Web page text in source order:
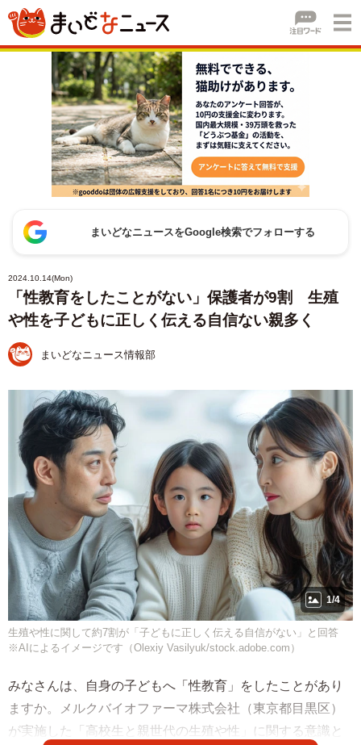
まいどなニュースをGoogle検索でフォローする
2024.10.14(Mon)
「性教育をしたことがない」保護者が9割 生殖
や性を子どもに正しく伝える自信ない親多く
まいどなニュース情報部
1/4
生殖や性に関して約7割が「子どもに正しく伝える自信がない」と回答
※AIによるイメージです（Olexiy Vasilyuk/stock.adobe.com）
みなさんは、自身の子どもへ「性教育」をしたことがあり
ますか。メルクバイオファーマ株式会社（東京都目黒区）
が実施した「高校生と親世代の生殖や性」に関する意識と